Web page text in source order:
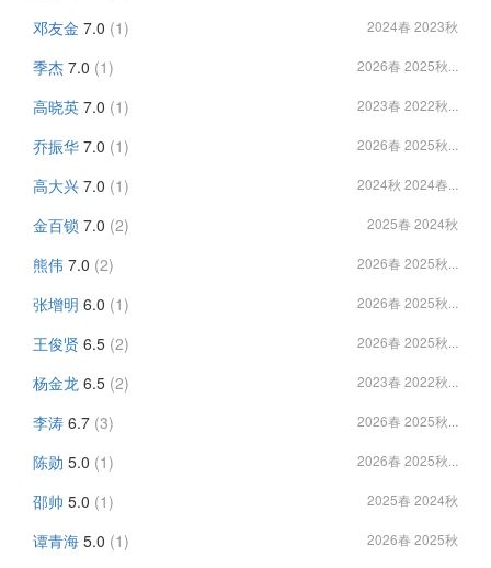
邓友金 7.0 (1) 2024春 2023秋
季杰 7.0 (1) 2026春 2025秋...
高晓英 7.0 (1) 2023春 2022秋...
乔振华 7.0 (1) 2026春 2025秋...
高大兴 7.0 (1) 2024秋 2024春...
金百锁 7.0 (2) 2025春 2024秋
熊伟 7.0 (2) 2026春 2025秋...
张增明 6.0 (1) 2026春 2025秋...
王俊贤 6.5 (2) 2026春 2025秋...
杨金龙 6.5 (2) 2023春 2022秋...
李涛 6.7 (3) 2026春 2025秋...
陈勋 5.0 (1) 2026春 2025秋...
邵帅 5.0 (1) 2025春 2024秋
谭青海 5.0 (1) 2026春 2025秋